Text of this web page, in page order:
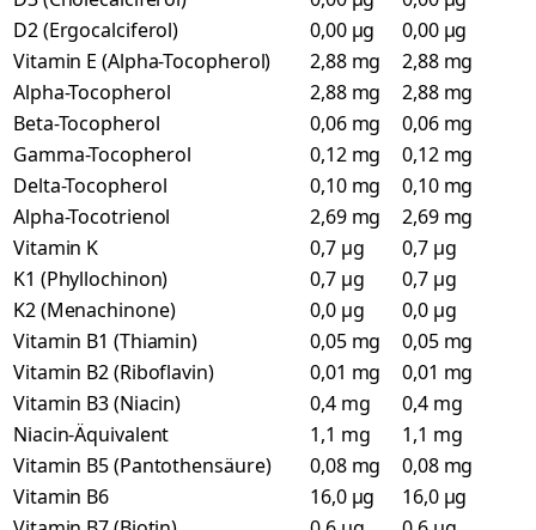
D2 (Ergocalciferol)
0,00 µg
0,00 µg
Vitamin E (Alpha-Tocopherol)
2,88 mg
2,88 mg
Alpha-Tocopherol
2,88 mg
2,88 mg
Beta-Tocopherol
0,06 mg
0,06 mg
Gamma-Tocopherol
0,12 mg
0,12 mg
Delta-Tocopherol
0,10 mg
0,10 mg
Alpha-Tocotrienol
2,69 mg
2,69 mg
Vitamin K
0,7 µg
0,7 µg
K1 (Phyllochinon)
0,7 µg
0,7 µg
K2 (Menachinone)
0,0 µg
0,0 µg
Vitamin B1 (Thiamin)
0,05 mg
0,05 mg
Vitamin B2 (Riboflavin)
0,01 mg
0,01 mg
Vitamin B3 (Niacin)
0,4 mg
0,4 mg
Niacin-Äquivalent
1,1 mg
1,1 mg
Vitamin B5 (Pantothensäure)
0,08 mg
0,08 mg
Vitamin B6
16,0 µg
16,0 µg